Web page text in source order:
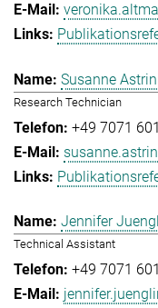
Susanne
Research Technician
+49 7071
Jennifer
Technical Assistant
+49 7071 601